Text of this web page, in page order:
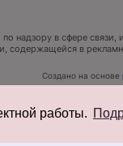
работы.
надзору в сфере
содержащейся в
Создано на основе